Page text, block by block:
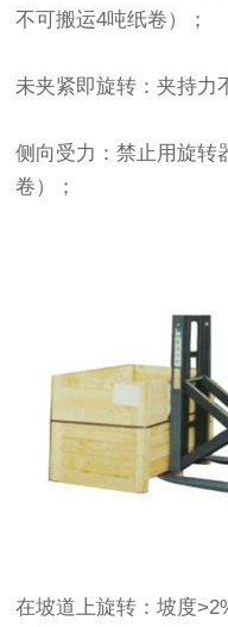
不可搬运4吨纸卷）；
未夹紧即旋转‌：夹持力
侧向受力‌：禁止用旋转
卷）；
在坡道上旋转‌：坡度